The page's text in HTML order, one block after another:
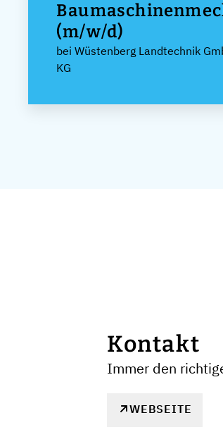
(m/w/d)
bei Wüstenberg Landtechnik
KG
Kontakt
Immer den
WEBSEITE